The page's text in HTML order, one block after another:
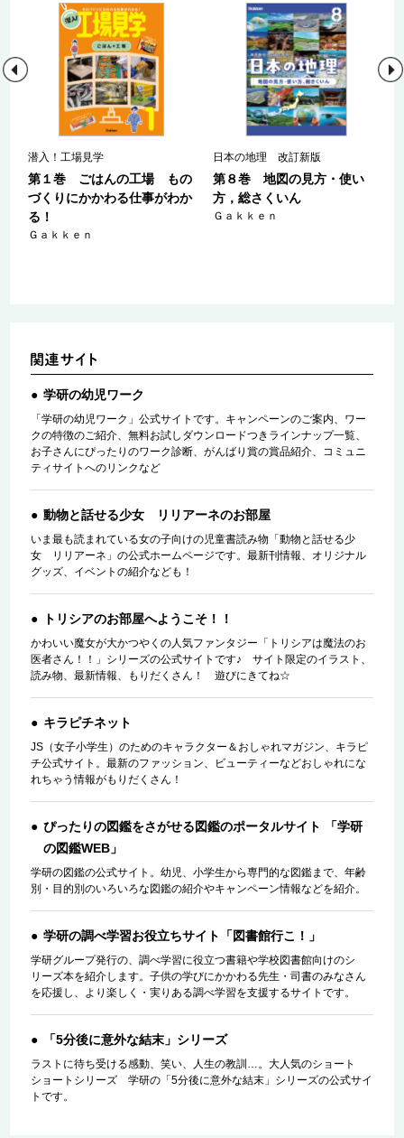
潜入！工場見学
第１巻 ごはんの工場 もの
づくりにかかわる仕事がわか
る！
Ｇａｋｋｅｎ
日本の地理 改訂新版
第８巻 地図の見方・使い
方，総さくいん
Ｇａｋｋｅｎ
学研の幼児ワーク
「学研の幼児ワーク」公式サイトです。キャンペーンのご案内、ワー
クの特徴のご紹介、無料お試しダウンロードつきラインナップ一覧、
お子さんにぴったりのワーク診断、がんばり賞の賞品紹介、コミュニ
ティサイトへのリンクなど
動物と話せる少女 リリアーネのお部屋
いま最も読まれている女の子向けの児童書読み物「動物と話せる少
女 リリアーネ」の公式ホームページです。最新刊情報、オリジナル
グッズ、イベントの紹介なども！
トリシアのお部屋へようこそ！！
かわいい魔女が大かつやくの人気ファンタジー「トリシアは魔法のお
医者さん！！」シリーズの公式サイトです♪ サイト限定のイラスト、
読み物、最新情報、もりだくさん！ 遊びにきてね☆
キラピチネット
JS（女子小学生）のためのキャラクター＆おしゃれマガジン、キラピ
チ公式サイト。最新のファッション、ビューティーなどおしゃれにな
れちゃう情報がもりだくさん！
ぴったりの図鑑をさがせる図鑑のポータルサイト 「学研
の図鑑WEB」
学研の図鑑の公式サイト。幼児、小学生から専門的な図鑑まで、年齢
別・目的別のいろいろな図鑑の紹介やキャンペーン情報などを紹介。
学研の調べ学習お役立ちサイト「図書館行こ！」
学研グループ発行の、調べ学習に役立つ書籍や学校図書館向けのシ
リーズ本を紹介します。子供の学びにかかわる先生・司書のみなさん
を応援し、より楽しく・実りある調べ学習を支援するサイトです。
「5分後に意外な結末」シリーズ
ラストに待ち受ける感動、笑い、人生の教訓…。大人気のショート
ショートシリーズ 学研の「5分後に意外な結末」シリーズの公式サイ
トです。